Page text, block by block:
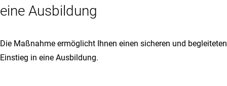
eine Ausbildung
Die Maßnahme ermöglicht Ihnen einen sicheren und begleiteten
Einstieg in eine Ausbildung.